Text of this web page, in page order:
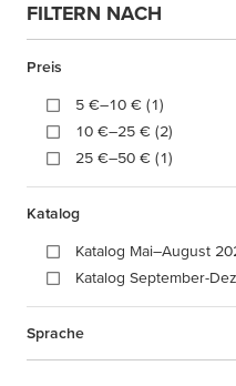
FILTERN NACH
Preis
5 €–10 € (1)
10 €–25 € (2)
25 €–50 € (1)
Katalog
Katalog Mai–August
Katalog September-
Sprache